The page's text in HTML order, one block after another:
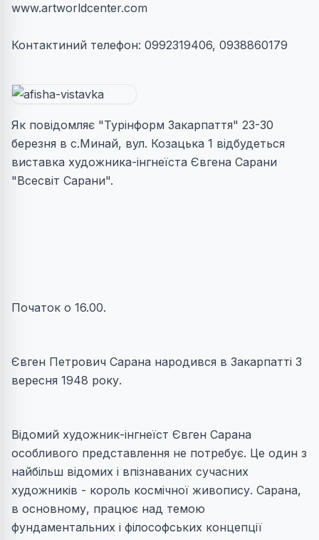
www.artworldcenter.com
Контактиний телефон: 0992319406, 0938860179
Як повідомляє "Турінформ Закарпаття" 23-30
березня в c.Минай, вул. Козацька 1 відбудеться
виставка художника-інгнеїста Євгена Сарани
"Всесвіт Сарани".
Початок о 16.00.
Євген Петрович Сарана народився в Закарпатті 3
вересня 1948 року.
Відомий художник-інгнеїст Євген Сарана
особливого представлення не потребує. Це один з
найбільш відомих і впізнаваних сучасних
художників - король космічної живопису. Сарана,
в основному, працює над темою
фундаментальних і філософських концепції